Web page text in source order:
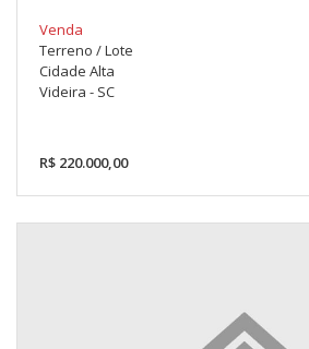
Venda
Terreno / Lote
Cidade Alta
Videira - SC
R$ 220.000,00